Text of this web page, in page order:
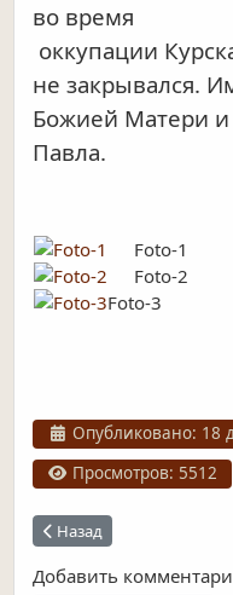
во время
оккупации
не закрывался.
Божией Матери и
Павла.
Foto-1
Foto-2
Foto-3
Информация о
Опубликовано: 18
Просмотров: 5512
Предыдущий:
Назад
Добавить